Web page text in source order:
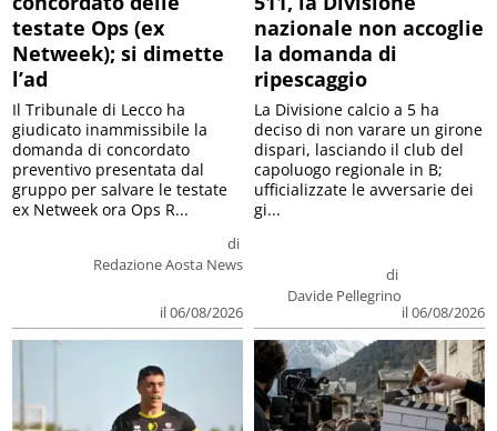
testate Ops (ex
Netweek); si dimette
l’ad
di
Redazione Aosta News
il 06/08/2026
Il Tribunale di Lecco ha
giudicato inammissibile la
domanda di concordato
preventivo presentata dal
gruppo per salvare le testate
ex Netweek ora Ops R...
nazionale non accoglie
la domanda di
ripescaggio
di
Davide Pellegrino
il 06/08/2026
La Divisione calcio a 5 ha
deciso di non varare un girone
dispari, lasciando il club del
capoluogo regionale in B;
ufficializzate le avversarie dei
gi...